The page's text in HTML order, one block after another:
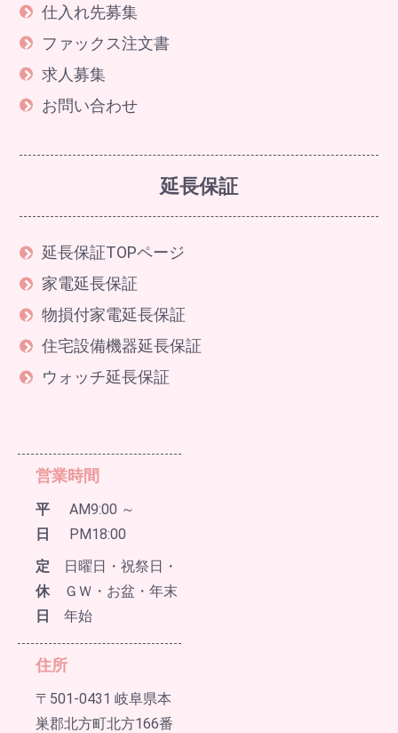
仕入れ先募集
ファックス注文書
求人募集
お問い合わせ
延長保証
延長保証TOPページ
家電延長保証
物損付家電延長保証
住宅設備機器延長保証
ウォッチ延長保証
営業時間
平
日
AM9:00 ～
PM18:00
定
休
日
日曜日・祝祭日・
ＧＷ・お盆・年末
年始
住所
〒501-0431 岐阜県本
巣郡北方町北方166番